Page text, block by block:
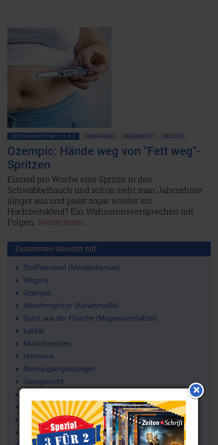
ZEITENSCHRIFT NR. 118, S.2 ERNÄHRUNG GESUNDHEIT HEILUNG
Ozempic: Hände weg von "Fett weg"-
Spritzen
Einmal pro Woche eine Spritze in den
Schwabbelbauch und schon sieht man Jahrzehnte
jünger aus und passt sogar wieder ins
Hochzeitskleid? Ein Wahnsinnsversprechen mit
Folgen. Weiterlesen...
Zusammen benutzt mit:
Stoffwechsel (Metabolismus)
Wegovy
Ozempic
Abnehmspritze (Abnehmpille)
Sport aus der Flasche (Magnesiumlaktat)
Laktat
Mitochondrien
Hormone
Nahrungsergänzungen
Übergewicht
Medizin
Krankheit
Insulin (-resistenz)